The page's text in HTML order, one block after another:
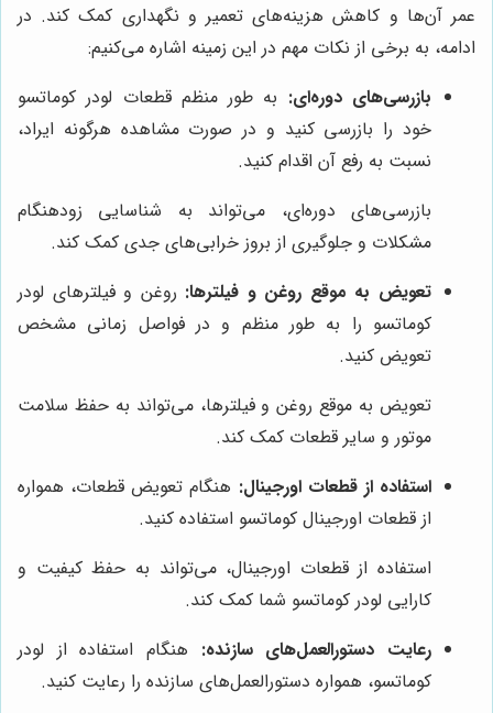
عمر آن‌ها و کاهش هزینه‌های تعمیر و نگهداری کمک کند. در
ادامه، به برخی از نکات مهم در این زمینه اشاره می‌کنیم:
بازرسی‌های دوره‌ای: به طور منظم قطعات لودر کوماتسو
خود را بازرسی کنید و در صورت مشاهده هرگونه ایراد،
نسبت به رفع آن اقدام کنید.
بازرسی‌های دوره‌ای، می‌تواند به شناسایی زودهنگام
مشکلات و جلوگیری از بروز خرابی‌های جدی کمک کند.
تعویض به موقع روغن و فیلترها: روغن و فیلترهای لودر
کوماتسو را به طور منظم و در فواصل زمانی مشخص
تعویض کنید.
تعویض به موقع روغن و فیلترها، می‌تواند به حفظ سلامت
موتور و سایر قطعات کمک کند.
استفاده از قطعات اورجینال: هنگام تعویض قطعات، همواره
از قطعات اورجینال کوماتسو استفاده کنید.
استفاده از قطعات اورجینال، می‌تواند به حفظ کیفیت و
کارایی لودر کوماتسو شما کمک کند.
رعایت دستورالعمل‌های سازنده: هنگام استفاده از لودر
کوماتسو، همواره دستورالعمل‌های سازنده را رعایت کنید.